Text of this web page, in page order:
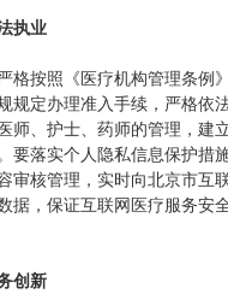
执业
格按照《医疗机构管理条例
规定办理准入手续，严格依
师、护士、药师的管理，建
要落实个人隐私信息保护措
审核管理，实时向北京市互
据，保证互联网医疗服务安
创新